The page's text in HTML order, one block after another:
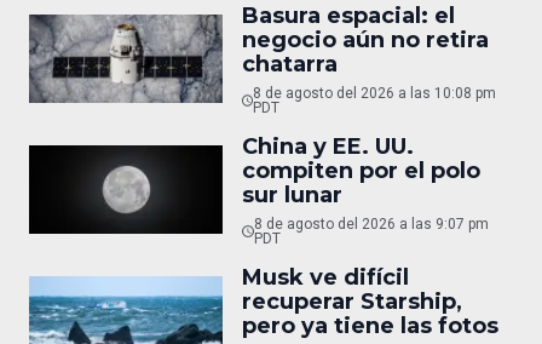
Basura espacial: el
negocio aún no retira
chatarra
8 de agosto del 2026 a las 10:08 pm
PDT
China y EE. UU.
compiten por el polo
sur lunar
8 de agosto del 2026 a las 9:07 pm
PDT
Musk ve difícil
recuperar Starship,
pero ya tiene las fotos